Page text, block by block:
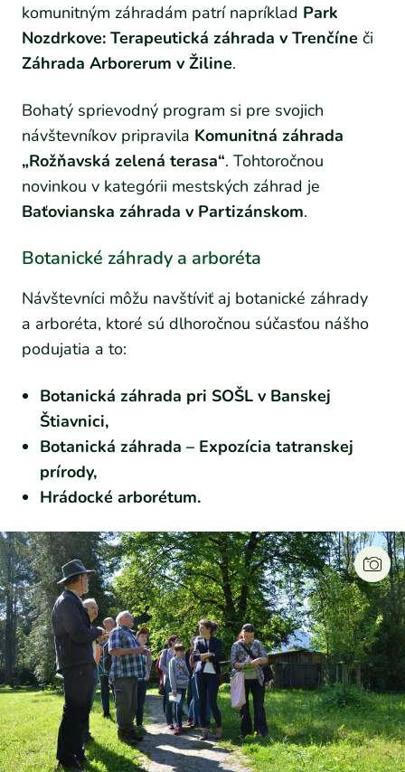
komunitným záhradám patrí napríklad Park
Nozdrkove: Terapeutická záhrada v Trenčíne či
Záhrada Arborerum v Žiline.
Bohatý sprievodný program si pre svojich
návštevníkov pripravila Komunitná záhrada
„Rožňavská zelená terasa“. Tohtoročnou
novinkou v kategórii mestských záhrad je
Baťovianska záhrada v Partizánskom.
Botanické záhrady a arboréta
Návštevníci môžu navštíviť aj botanické záhrady
a arboréta, ktoré sú dlhoročnou súčasťou nášho
podujatia a to:
Botanická záhrada pri SOŠL v Banskej
Štiavnici,
Botanická záhrada – Expozícia tatranskej
prírody,
Hrádocké arborétum.